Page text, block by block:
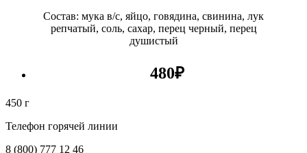
Состав: мука в/с, яйцо, говядина, свинина, лук
репчатый, соль, сахар, перец черный, перец
душистый
480₽
450 г
Телефон горячей линии
8 (800) 777 12 46